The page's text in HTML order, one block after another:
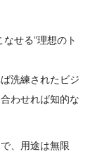
せる”理想のト
洗練されたビジ
わせれば知的な
、用途は無限